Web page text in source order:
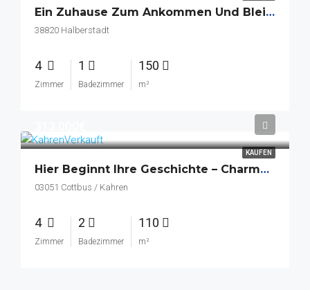
Ein Zuhause Zum Ankommen Und Bleiben
38820 Halberstadt
4
Zimmer
1
Badezimmer
150
m²
KAUFEN
Hier Beginnt Ihre Geschichte – Charmantes Zuhause In Idyllischer Lage
03051 Cottbus / Kahren
4
Zimmer
2
Badezimmer
110
m²